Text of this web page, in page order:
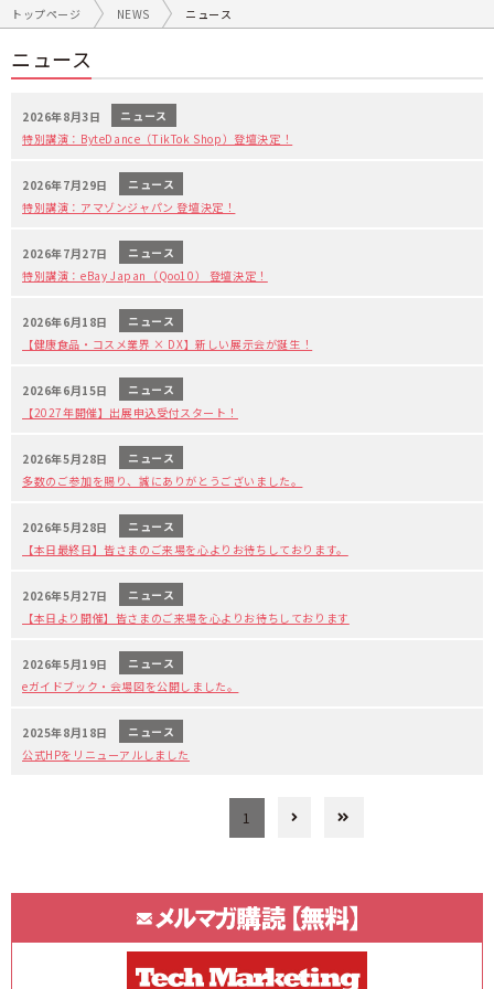
トップページ NEWS ニュース
ニュース
2026年8月3日
ニュース
特別講演：ByteDance（TikTok Shop）登壇決定！
2026年7月29日
ニュース
特別講演：アマゾンジャパン 登壇決定！
2026年7月27日
ニュース
特別講演：eBay Japan（Qoo10） 登壇決定！
2026年6月18日
ニュース
【健康食品・コスメ業界 × DX】新しい展示会が誕生！
2026年6月15日
ニュース
【2027年開催】出展申込受付スタート！
2026年5月28日
ニュース
多数のご参加を賜り、誠にありがとうございました。
2026年5月28日
ニュース
【本日最終日】皆さまのご来場を心よりお待ちしております。
2026年5月27日
ニュース
【本日より開催】皆さまのご来場を心よりお待ちしております
2026年5月19日
ニュース
eガイドブック・会場図を公開しました。
2025年8月18日
ニュース
公式HPをリニューアルしました
1